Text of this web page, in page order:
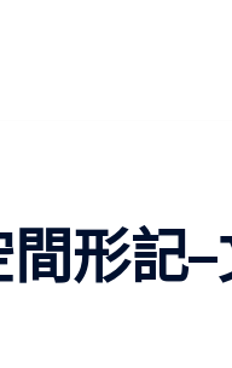
形記